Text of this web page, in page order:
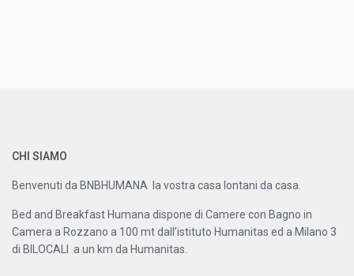
CHI SIAMO
Benvenuti da BNBHUMANA la vostra casa lontani da casa.
Bed and Breakfast Humana dispone di Camere con Bagno in
Camera a Rozzano a 100 mt dall’istituto Humanitas ed a Milano 3
di BILOCALI a un km da Humanitas.